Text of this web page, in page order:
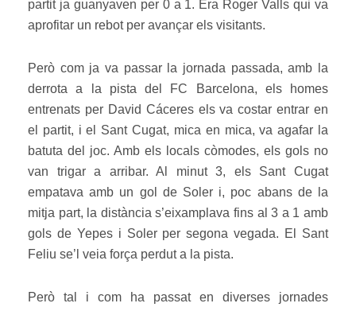
partit ja guanyaven per 0 a 1. Era Roger Valls qui va
aprofitar un rebot per avançar els visitants.
Però com ja va passar la jornada passada, amb la
derrota a la pista del FC Barcelona, els homes
entrenats per David Cáceres els va costar entrar en
el partit, i el Sant Cugat, mica en mica, va agafar la
batuta del joc. Amb els locals còmodes, els gols no
van trigar a arribar. Al minut 3, els Sant Cugat
empatava amb un gol de Soler i, poc abans de la
mitja part, la distància s’eixamplava fins al 3 a 1 amb
gols de Yepes i Soler per segona vegada. El Sant
Feliu se’l veia força perdut a la pista.
Però tal i com ha passat en diverses jornades